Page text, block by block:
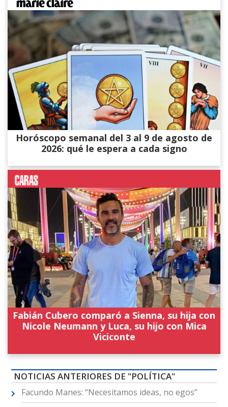
Horóscopo semanal del 3 al 9 de agosto de
2026: qué le espera a cada signo
Fabián Cubero comparó a Sienna, su hija con
Nicole Neumann y Luca, su hijo con Mica
Viciconte
NOTICIAS ANTERIORES DE "POLÍTICA"
Facundo Manes: “Necesitamos ideas, no egos”